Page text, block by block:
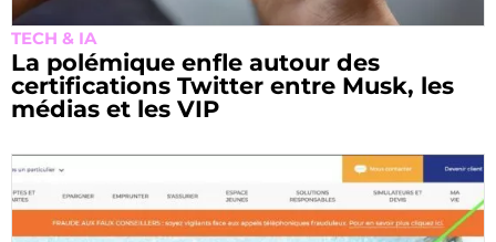
TECH & IA
La polémique enfle autour des
certifications Twitter entre Musk, les
médias et les VIP